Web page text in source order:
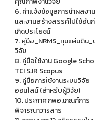
6. คำแจ้งข้อมูลการนำผลงา
และงานสร้างสรรค์ไปใช้อัน
เกิดประโยชน์
7. คู่มือ_NRMS_ทุนแผ่นดิน_
วิจัย
8. คู่มือใช้งาน Google
TCI SJR Scopus
9. คู่มือการใช้งานระบบวิจัย
ออนไลน์ (สำหรับผู้วิจัย)
10. ประกาศ กพอ.เกณฑ์การ
พิจารณาวารสาร